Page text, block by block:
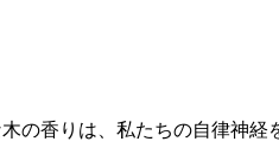
にしてきました。
の香りは、私たちの自律神